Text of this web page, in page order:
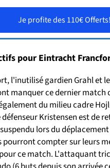
Je profite des 110€ Offerts!
pour Eintracht
l'inutilisé gardien Grahl et
manquer ce dernier match
du milieu cadre
Kristensen est de
lors du
pourront compter sur leurs
ce match. L'attaquant